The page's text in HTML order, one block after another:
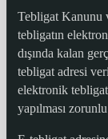
Tebligat Kanunu
tebligatın
dışında kalan
tebligat adresi
elektronik
yapılması